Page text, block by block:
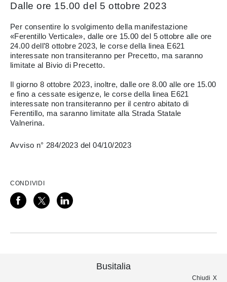
Dalle ore 15.00 del 5 ottobre 2023
Per consentire lo svolgimento della manifestazione
«Ferentillo Verticale», dalle ore 15.00 del 5 ottobre alle ore
24.00 dell’8 ottobre 2023, le corse della linea E621
interessate non transiteranno per Precetto, ma saranno
limitate al Bivio di Precetto.
Il giorno 8 ottobre 2023, inoltre, dalle ore 8.00 alle ore 15.00
e fino a cessate esigenze, le corse della linea E621
interessate non transiteranno per il centro abitato di
Ferentillo, ma saranno limitate alla Strada Statale
Valnerina.
Avviso n° 284/2023 del 04/10/2023
CONDIVIDI
Busitalia
Chiudi